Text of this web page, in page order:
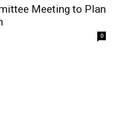
Meeting to Plan
0